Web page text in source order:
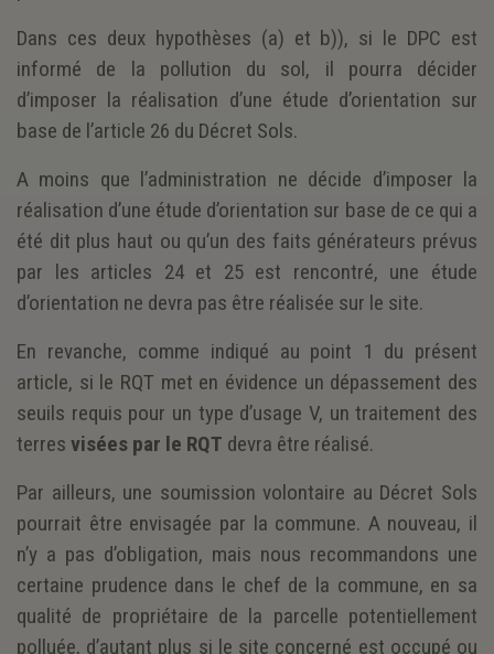
Dans ces deux hypothèses (a) et b)), si le DPC est
informé de la pollution du sol, il pourra décider
d’imposer la réalisation d’une étude d’orientation sur
base de l’article 26 du Décret Sols.
A moins que l’administration ne décide d’imposer la
réalisation d’une étude d’orientation sur base de ce qui a
été dit plus haut ou qu’un des faits générateurs prévus
par les articles 24 et 25 est rencontré, une étude
d’orientation ne devra pas être réalisée sur le site.
En revanche, comme indiqué au point 1 du présent
article, si le RQT met en évidence un dépassement des
seuils requis pour un type d’usage V, un traitement des
terres visées par le RQT devra être réalisé.
Par ailleurs, une soumission volontaire au Décret Sols
pourrait être envisagée par la commune. A nouveau, il
n’y a pas d’obligation, mais nous recommandons une
certaine prudence dans le chef de la commune, en sa
qualité de propriétaire de la parcelle potentiellement
polluée, d’autant plus si le site concerné est occupé ou